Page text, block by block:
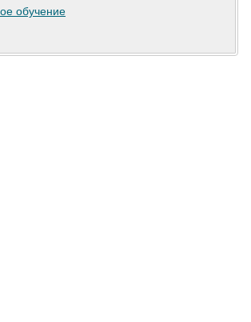
обучение